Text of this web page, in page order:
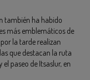
también ha habido
más emblemáticos de
la tarde realizan
que destacan la ruta
paseo de Itsaslur, en